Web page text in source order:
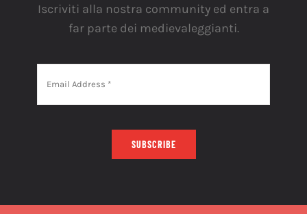
Iscriviti alla nostra community ed entra a
far parte dei medievaleggianti.
SUBSCRIBE